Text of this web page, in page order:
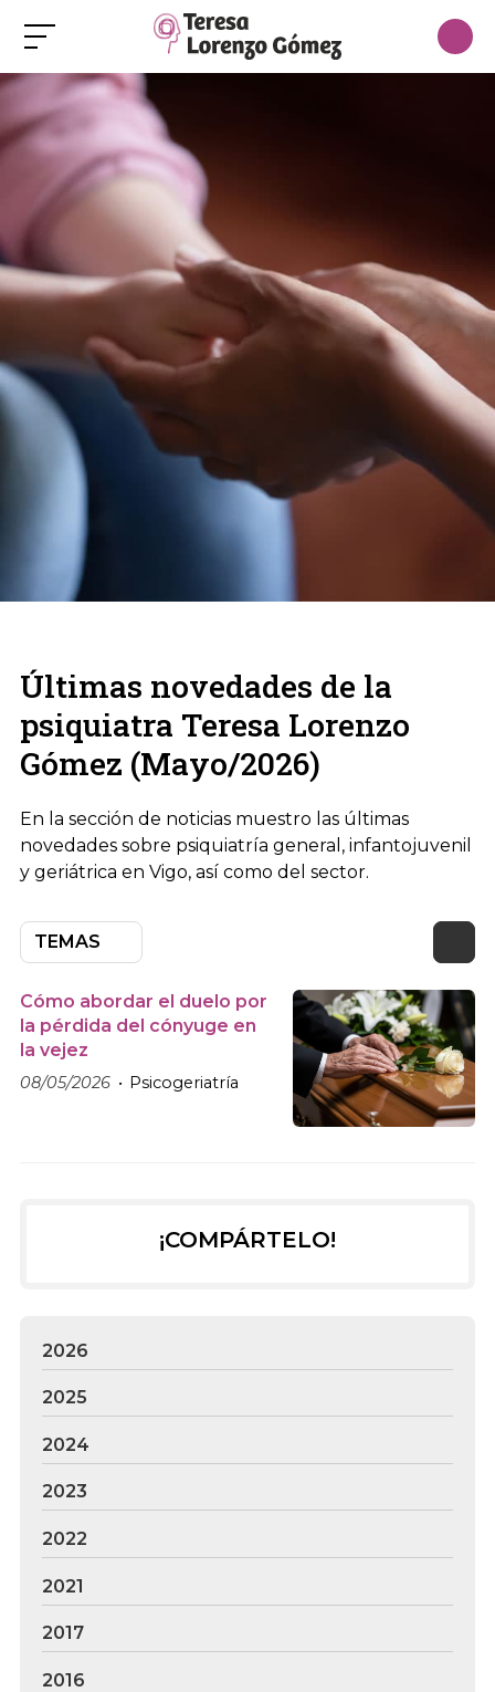
Últimas novedades de la
psiquiatra Teresa Lorenzo
Gómez (Mayo/2026)
En la sección de noticias muestro las últimas
novedades sobre psiquiatría general, infantojuvenil
y geriátrica en Vigo, así como del sector.
TEMAS
Cómo abordar el duelo por
la pérdida del cónyuge en
la vejez
08/05/2026 Psicogeriatría
¡COMPÁRTELO!
2026
2025
2024
2023
2022
2021
2017
2016